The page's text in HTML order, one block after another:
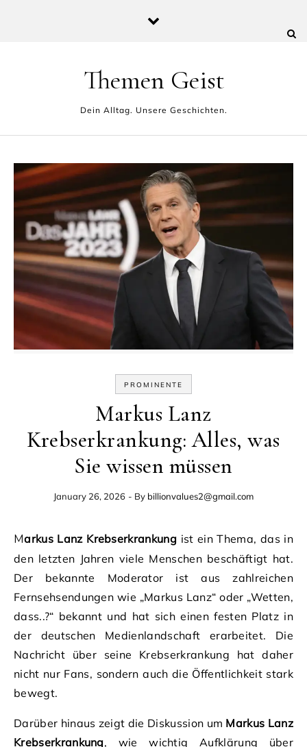
Themen Geist
Dein Alltag. Unsere Geschichten.
PROMINENTE
Markus Lanz
Krebserkrankung: Alles, was
Sie wissen müssen
January 26, 2026 - By billionvalues2@gmail.com
Markus Lanz Krebserkrankung ist ein Thema, das in
den letzten Jahren viele Menschen beschäftigt hat.
Der bekannte Moderator ist aus zahlreichen
Fernsehsendungen wie „Markus Lanz“ oder „Wetten,
dass..?“ bekannt und hat sich einen festen Platz in
der deutschen Medienlandschaft erarbeitet. Die
Nachricht über seine Krebserkrankung hat daher
nicht nur Fans, sondern auch die Öffentlichkeit stark
bewegt.
Darüber hinaus zeigt die Diskussion um Markus Lanz
Krebserkrankung, wie wichtig Aufklärung über